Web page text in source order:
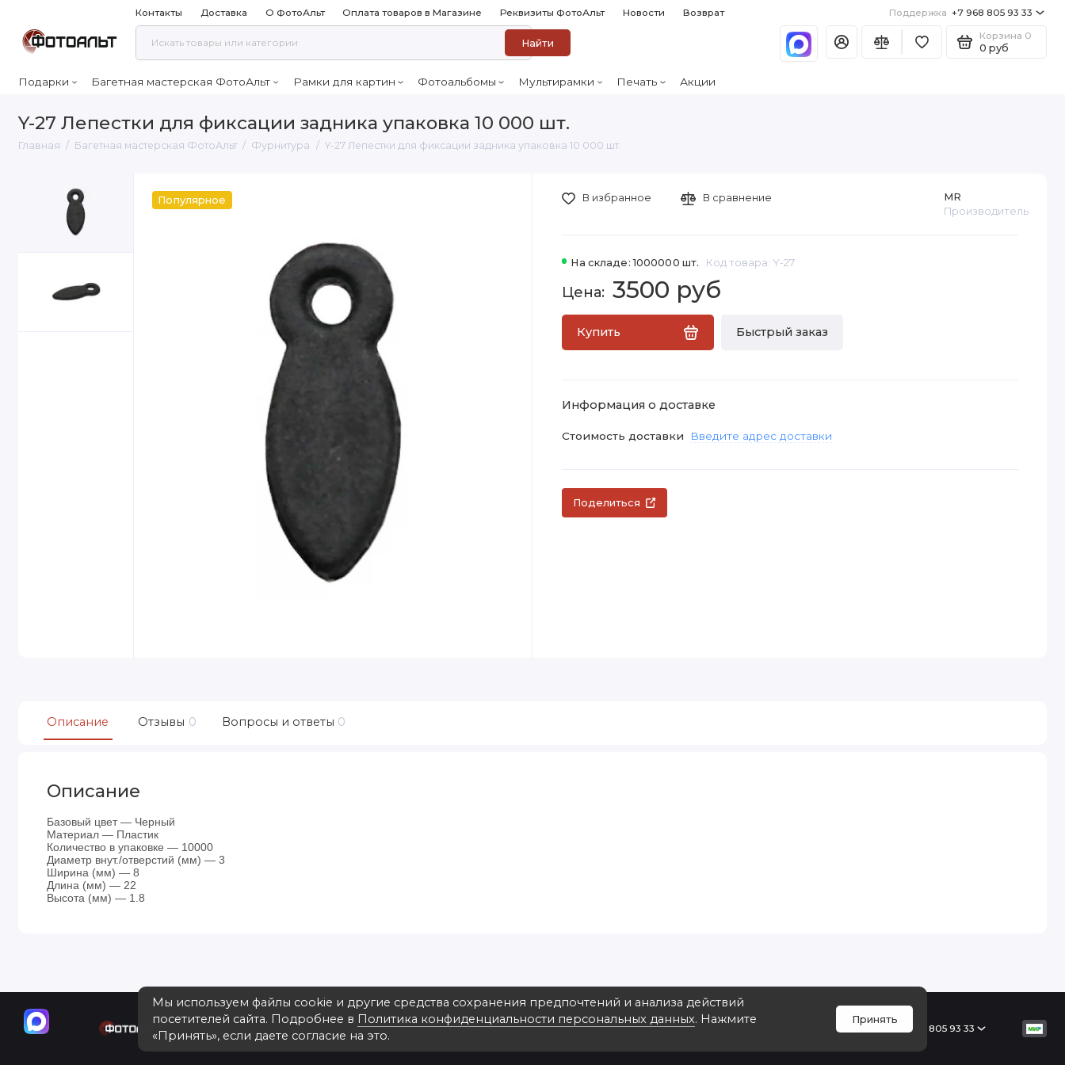
Контакты Доставка О ФотоАльт Оплата товаров в Магазине Реквизиты ФотоАльт Новости Возврат Поддержка +7 968 805 93 33
Найти
Корзина 0
0 руб
Подарки Багетная мастерская ФотоАльт Рамки для картин Фотоальбомы Мультирамки Печать Акции
Y-27 Лепестки для фиксации задника упаковка 10 000 шт.
Главная Багетная мастерская ФотоАльт Фурнитура Y-27 Лепестки для фиксации задника упаковка 10 000 шт.
Популярное
На складе: 1000000 шт. Код товара: Y-27
MR
Производитель
3500 руб
Купить Быстрый заказ
В избранное В сравнение
Информация о доставке
Стоимость доставки Введите адрес доставки
Поделиться
Описание Отзывы 0 Вопросы и ответы 0
Описание
Базовый цвет — Черный
Материал — Пластик
Количество в упаковке — 10000
Диаметр внут./отверстий (мм) — 3
Ширина (мм) — 8
Длина (мм) — 22
Высота (мм) — 1.8
Мы используем файлы cookie и другие средства сохранения предпочтений и анализа действий
посетителей сайта. Подробнее в Политика конфиденциальности персональных данных. Нажмите
«Принять», если даете согласие на это.
Принять
Багетная мастерская в Москве на ул. Зверинецкая 22, ФотоАльт Поддержка +7 968 805 93 33